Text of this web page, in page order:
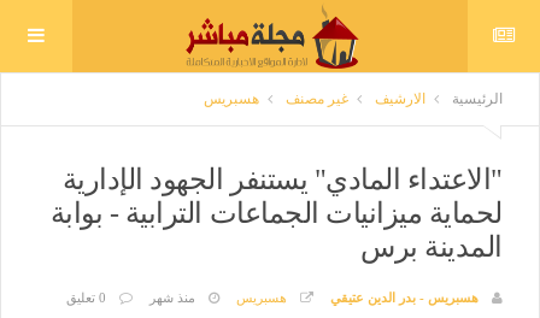
الرئيسية الارشيف غير مصنف هسبريس
"الاعتداء المادي" يستنفر الجهود الإدارية
لحماية ميزانيات الجماعات الترابية - بوابة
المدينة برس
هسبريس - بدر الدين عتيقي هسبريس منذ شهر
0 تعليق